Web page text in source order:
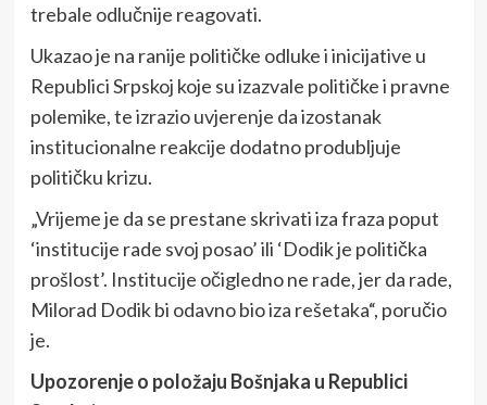
trebale odlučnije reagovati.
Ukazao je na ranije političke odluke i inicijative u
Republici Srpskoj koje su izazvale političke i pravne
polemike, te izrazio uvjerenje da izostanak
institucionalne reakcije dodatno produbljuje
političku krizu.
„Vrijeme je da se prestane skrivati iza fraza poput
‘institucije rade svoj posao’ ili ‘Dodik je politička
prošlost’. Institucije očigledno ne rade, jer da rade,
Milorad Dodik bi odavno bio iza rešetaka“, poručio
je.
Upozorenje o položaju Bošnjaka u Republici